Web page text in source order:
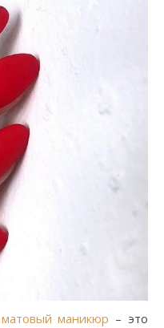
матовый маникюр – это